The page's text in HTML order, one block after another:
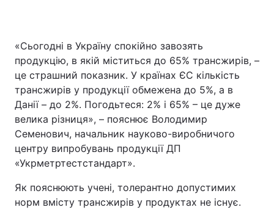
«Сьогодні в Україну спокійно завозять
продукцію, в якій міститься до 65% трансжирів, –
це страшний показник. У країнах ЄС кількість
трансжирів у продукції обмежена до 5%, а в
Данії – до 2%. Погодьтеся: 2% і 65% – це дуже
велика різниця», – пояснює Володимир
Семенович, начальник науково-виробничого
центру випробувань продукції ДП
«Укрметртестстандарт».
Як пояснюють учені, толерантно допустимих
норм вмісту трансжирів у продуктах не існує.